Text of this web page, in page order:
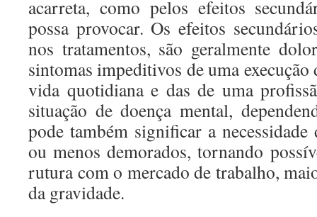
acarreta, como pelos efeitos
possa provocar. Os efeitos
nos tratamentos, são geralmente
sintomas impeditivos de uma execução
vida quotidiana e das de uma
situação de doença mental,
pode também significar a
ou menos demorados, tornando
rutura com o mercado de trabalho,
da gravidade.